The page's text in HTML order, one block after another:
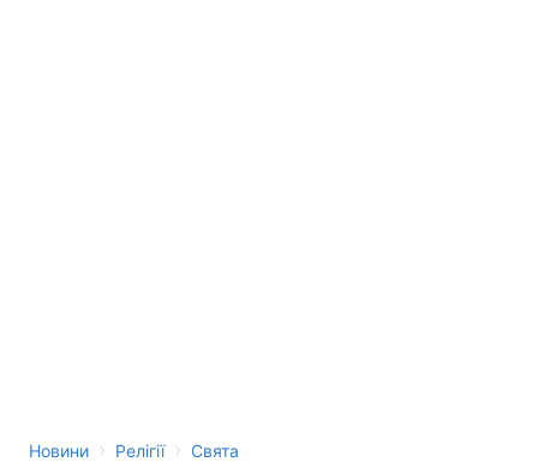
Новини › Релігії › Свята